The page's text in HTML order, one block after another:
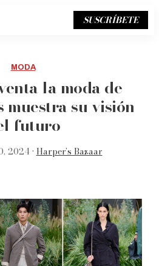
SUSCRÍBETE
MODA
la moda de
muestra su visión
futuro
2024 • Harper’s Bazaar